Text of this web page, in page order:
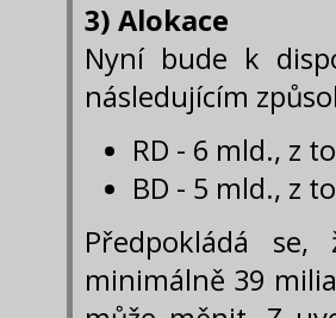
3) Alokace
Nyní bude k
následujícím
RD - 6 mld., z
BD - 5 mld., z
Předpokládá
minimálně 39